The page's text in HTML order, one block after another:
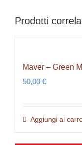
Prodotti
Maver – Green
50,00 €
Aggiungi al